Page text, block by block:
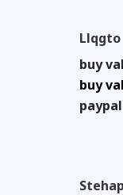
Llqgto
buy
buy
paypal